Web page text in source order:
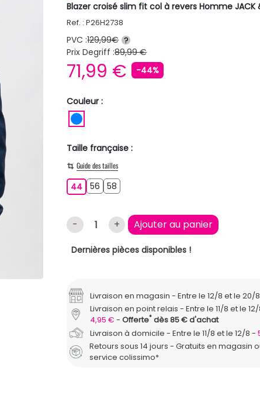
Blazer croisé slim fit col à revers Homme JACK
Ref. : P26H2738
PVC :129,99€ ?
Prix Degriff :89,99 €
71,99 € -44%
Couleur :
Taille française :
Guide des tailles
444456 5658
- + Ajouter au panier
Dernières pièces disponibles !
Livraison en magasin Entre le 12/8 et le 20/8
Livraison en point relais
Entre le 11/8 et le
4,95 €
Offerte*dès 85 € d'achat
Livraison à domicile
Entre le 11/8 et le 12/8
Retours sous 14 jours - Gratuits en magasin
service colissimo*